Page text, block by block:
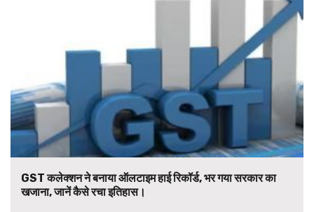
GST कलेक्शन ने बनाया ऑलटाइम हाई रिकॉर्ड, भर गया सरकार का
खजाना, जानें कैसे रचा इतिहास।